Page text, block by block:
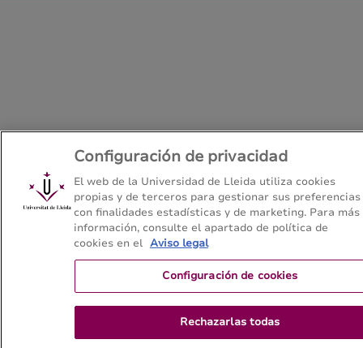
Configuración de privacidad
El web de la Universidad de Lleida utiliza cookies
propias y de terceros para gestionar sus preferencias
con finalidades estadísticas y de marketing. Para más
información, consulte el apartado de política de
cookies en el Aviso legal
Configuración de cookies
Rechazarlas todas